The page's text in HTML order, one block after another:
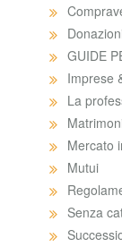
GUIDE
Imprese
La
Mercato
Mutui
Senza